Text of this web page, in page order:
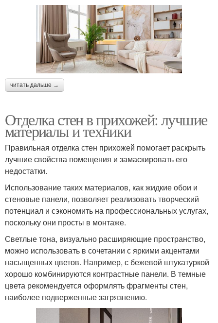
читать дальше →
Отделка стен в прихожей: лучшие
материалы и техники
Правильная отделка стен прихожей помогает раскрыть
лучшие свойства помещения и замаскировать его
недостатки.
Использование таких материалов, как жидкие обои и
стеновые панели, позволяет реализовать творческий
потенциал и сэкономить на профессиональных услугах,
поскольку они просты в монтаже.
Светлые тона, визуально расширяющие пространство,
можно использовать в сочетании с яркими акцентами
насыщенных цветов. Например, с бежевой штукатуркой
хорошо комбинируются контрастные панели. В темные
цвета рекомендуется оформлять фрагменты стен,
наиболее подверженные загрязнению.